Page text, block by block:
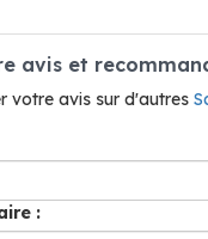
avis et
votre avis sur d'autres
: